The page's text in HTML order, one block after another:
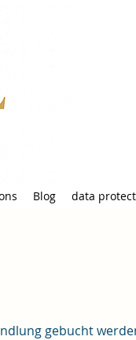
Blog data
gebucht